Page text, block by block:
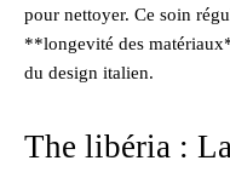
pour nettoyer. Ce soin
**longevité des
du design italien.
The libéria :